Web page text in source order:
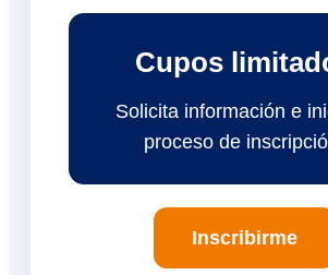
Cupos
Solicita información e
proceso de
Inscribirme